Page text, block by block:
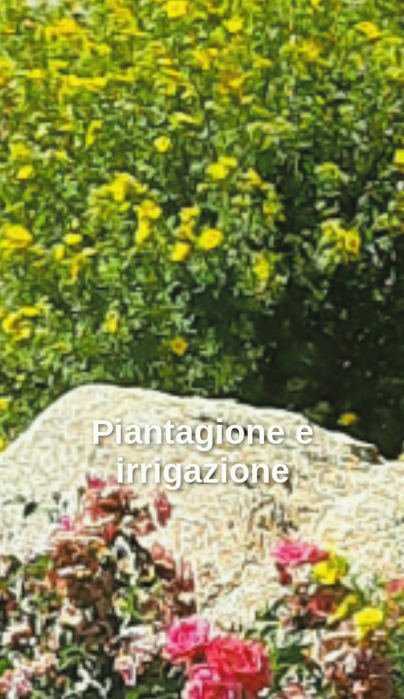
Piantagione e
irrigazione